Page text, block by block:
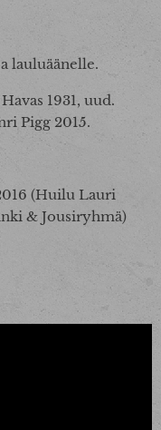
lauluäänelle.
1931, uud.
Pigg 2015.
(Huilu Lauri
& Jousiryhmä)